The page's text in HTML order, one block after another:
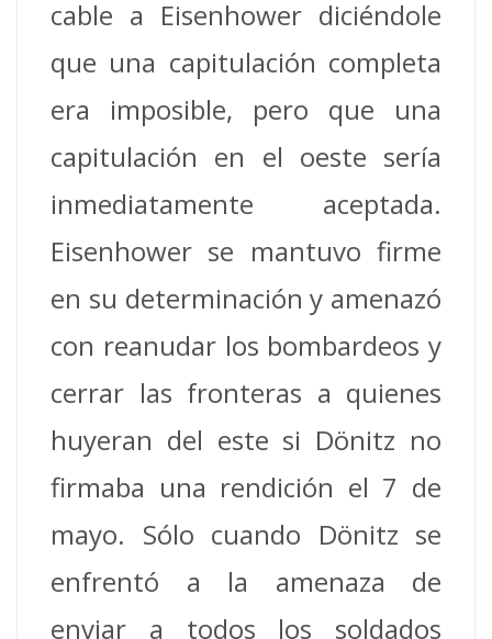
cable a Eisenhower diciéndole
que una capitulación completa
era imposible, pero que una
capitulación en el oeste sería
inmediatamente aceptada.
Eisenhower se mantuvo firme
en su determinación y amenazó
con reanudar los bombardeos y
cerrar las fronteras a quienes
huyeran del este si Dönitz no
firmaba una rendición el 7 de
mayo. Sólo cuando Dönitz se
enfrentó a la amenaza de
enviar a todos los soldados